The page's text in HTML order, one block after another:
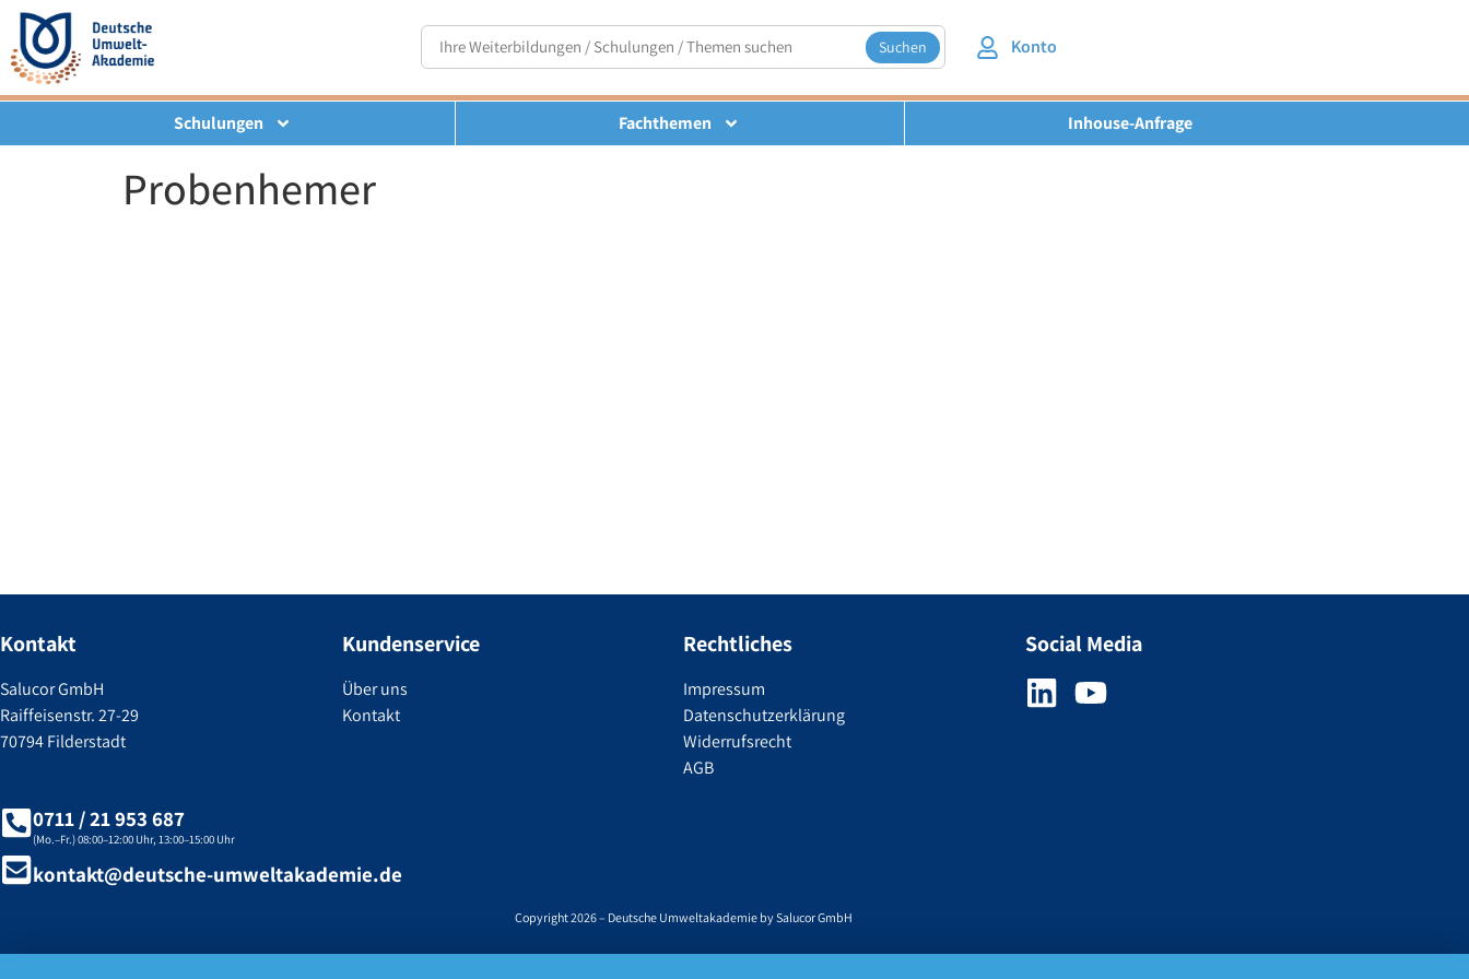
Suchen Konto
Schulungen Fachthemen Inhouse-Anfrage
Probenhemer
Kontakt
Salucor GmbH
Raiffeisenstr. 27-29
70794 Filderstadt
Kundenservice
Über uns
Kontakt
Rechtliches
Impressum
Datenschutzerklärung
Widerrufsrecht
AGB
Social Media
0711 / 21 953 687
(Mo.–Fr.) 08:00–12:00 Uhr, 13:00–15:00 Uhr
kontakt@deutsche-umweltakademie.de
Copyright 2026 – Deutsche Umweltakademie by Salucor GmbH